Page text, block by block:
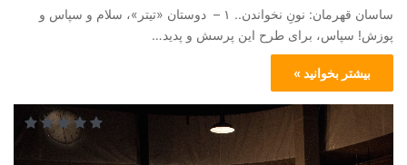
ساسان قهرمان: نونِ نخواندن.. ۱ – دوستان «تیتر»، سلام و سپاس و
پوزش! سپاس، برای طرح این پرسش و پدید…
بیشتر بخوانید »